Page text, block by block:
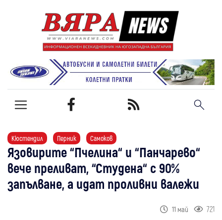
Кюстендил Перник Самоков
Язовирите “Пчелина“ и “Панчарево“
вече преливат, “Студена“ с 90%
запълване, а идат проливни валежи
11 май 721